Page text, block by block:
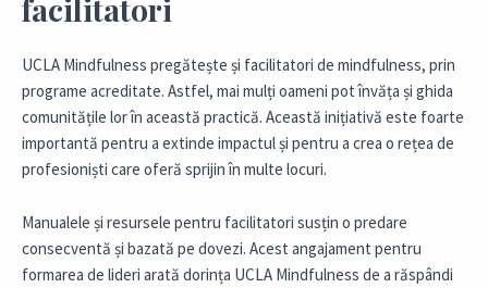
facilitatori
UCLA Mindfulness pregătește și facilitatori de mindfulness, prin
programe acreditate. Astfel, mai mulți oameni pot învăța și ghida
comunitățile lor în această practică. Această inițiativă este foarte
importantă pentru a extinde impactul și pentru a crea o rețea de
profesioniști care oferă sprijin în multe locuri.
Manualele și resursele pentru facilitatori susțin o predare
consecventă și bazată pe dovezi. Acest angajament pentru
formarea de lideri arată dorința UCLA Mindfulness de a răspândi